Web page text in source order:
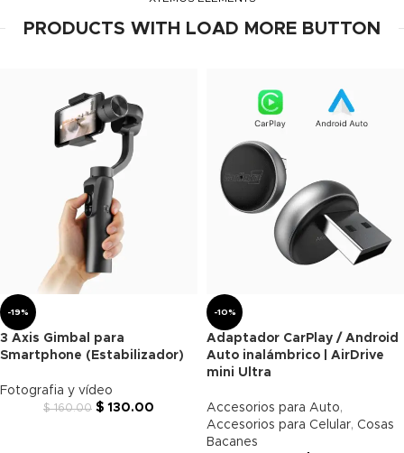
PRODUCTS WITH LOAD MORE BUTTON
-19%
3 Axis Gimbal para
Smartphone (Estabilizador)
Fotografia y vídeo
$160.00 $ 130.00
-10%
Adaptador CarPlay / Android
Auto inalámbrico | AirDrive
mini Ultra
Accesorios para Auto,
Accesorios para Celular, Cosas
Bacanes